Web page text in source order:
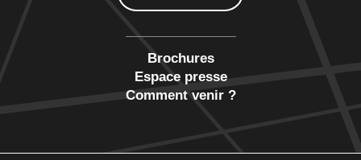
Brochures
Espace presse
Comment venir ?